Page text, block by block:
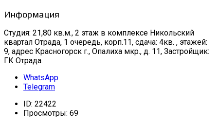
Информация
Студия: 21,80 кв.м., 2 этаж в комплексе Никольский
квартал Отрада, 1 очередь, корп.11, сдача: 4кв. , этажей:
9, адрес Красногорск г., Опалиха мкр., д. 11, Застройщик:
ГК Отрада.
WhatsApp
Telegram
ID: 22422
Просмотры: 69